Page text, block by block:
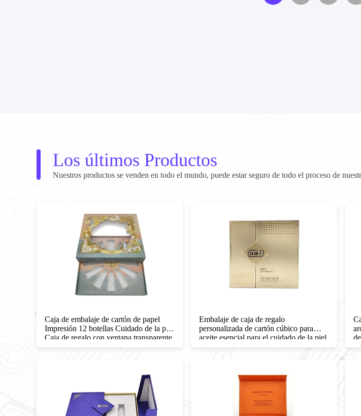
Los últimos Productos
Nuestros productos se venden en todo el mundo, puede estar seguro de todo el proceso de
Caja de embalaje de cartón de papel
Impresión 12 botellas Cuidado de la piel
Caja de regalo con ventana transparente
Embalaje de caja de regalo
personalizada de cartón cúbico para
aceite esencial para el cuidado de la piel